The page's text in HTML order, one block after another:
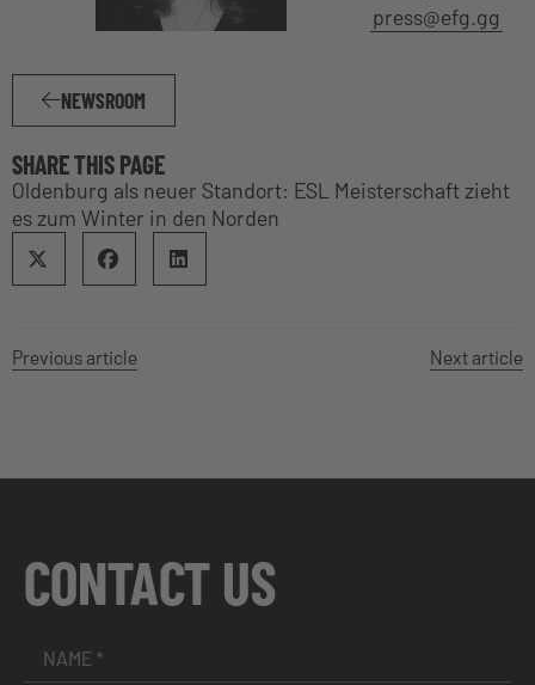
press@efg.gg
NEWSROOM
SHARE THIS PAGE
Oldenburg als neuer Standort: ESL Meisterschaft zieht
es zum Winter in den Norden
Previous article Next article
CONTACT US